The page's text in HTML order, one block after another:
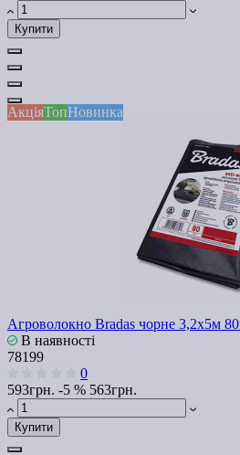
Купити
АкціяТопНовинка
Агроволокно Bradas чорне 3,2х5м
В наявності
78199
0
593грн. -5 % 563грн.
Купити